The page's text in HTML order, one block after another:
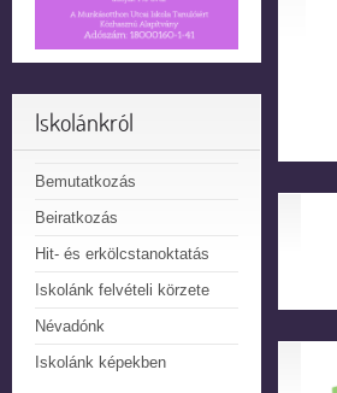
Iskolánkról
Bemutatkozás
Beiratkozás
Hit- és erkölcstanoktatás
Iskolánk felvételi körzete
Névadónk
Iskolánk képekben